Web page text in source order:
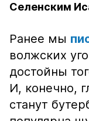
Селенским
Ранее мы
волжских
достойны
И, конечно,
станут